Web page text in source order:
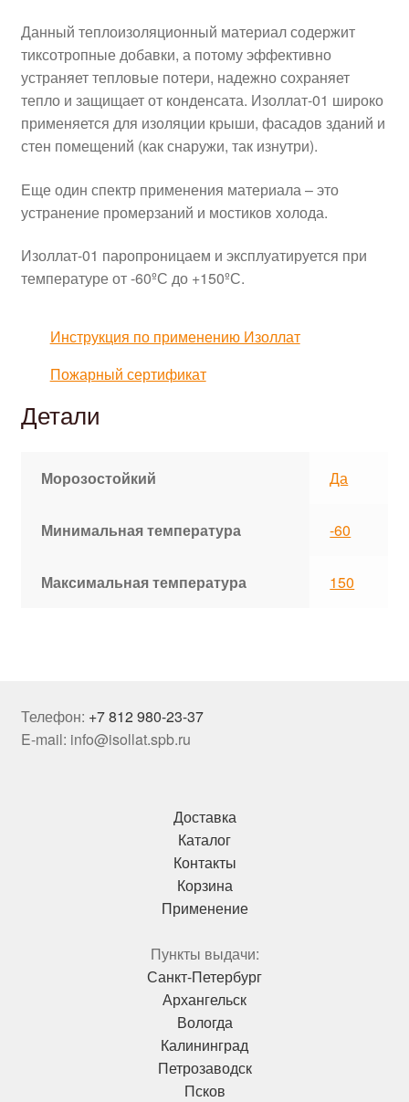
Данный теплоизоляционный материал содержит
тиксотропные добавки, а потому эффективно
устраняет тепловые потери, надежно сохраняет
тепло и защищает от конденсата. Изоллат-01 широко
применяется для изоляции крыши, фасадов зданий и
стен помещений (как снаружи, так изнутри).
Еще один спектр применения материала – это
устранение промерзаний и мостиков холода.
Изоллат-01 паропроницаем и эксплуатируется при
температуре от -60ºС до +150ºС.
Инструкция по применению Изоллат
Пожарный сертификат
Детали
Морозостойкий Да
Минимальная температура -60
Максимальная температура 150
Телефон: +7 812 980-23-37
E-mail: info@isollat.spb.ru
Доставка
Каталог
Контакты
Корзина
Применение
Пункты выдачи:
Санкт-Петербург
Архангельск
Вологда
Калининград
Петрозаводск
Псков